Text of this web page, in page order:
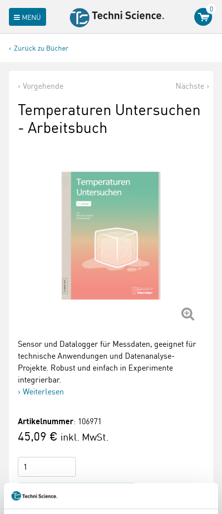
MENÜ
0
Zurück zu Bücher
Vorgehende Nächste
Temperaturen Untersuchen
- Arbeitsbuch
Sensor und Datalogger für Messdaten, geeignet für
technische Anwendungen und Datenanalyse-
Projekte. Robust und einfach in Experimente
integrierbar.
Weiterlesen
Artikelnummer: 106971
45,09 € inkl. MwSt.
Zum Warenkorb hinzufügen